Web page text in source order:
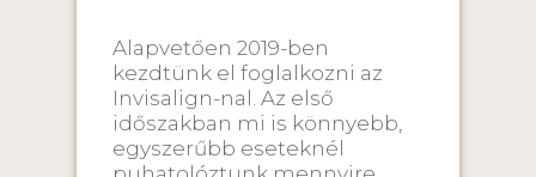
Alapvetően 2019-ben
kezdtünk el foglalkozni az
Invisalign-nal. Az első
időszakban mi is könnyebb,
egyszerűbb eseteknél